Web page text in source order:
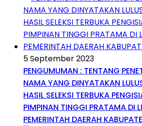
5 September 2023
PENGUMUMAN : TENTANG
NAMA YANG DINYATAKAN
HASIL SELEKSI TERBUKA
PIMPINAN TINGGI PRATAMA DI
PEMERINTAH DAERAH